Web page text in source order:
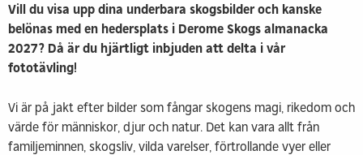
Vill du visa upp dina underbara skogsbilder och kanske
belönas med en hedersplats i Derome Skogs almanacka
2027? Då är du hjärtligt inbjuden att delta i vår
fototävling!
Vi är på jakt efter bilder som fångar skogens magi, rikedom och
värde för människor, djur och natur. Det kan vara allt från
familjeminnen, skogsliv, vilda varelser, förtrollande vyer eller